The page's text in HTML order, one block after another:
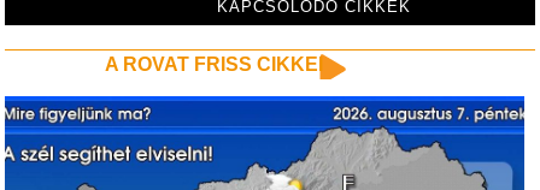
KAPCSOLÓDÓ CIKKEK
A ROVAT FRISS CIKKEI